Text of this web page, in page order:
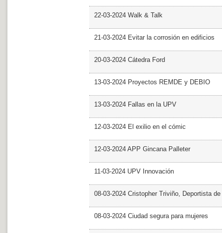
22-03-2024 Walk & Talk
21-03-2024 Evitar la corrosión en edificios
20-03-2024 Cátedra Ford
13-03-2024 Proyectos REMDE y DEBIO
13-03-2024 Fallas en la UPV
12-03-2024 El exilio en el cómic
12-03-2024 APP Gincana Palleter
11-03-2024 UPV Innovación
08-03-2024 Cristopher Triviño, Deportista
08-03-2024 Ciudad segura para mujeres